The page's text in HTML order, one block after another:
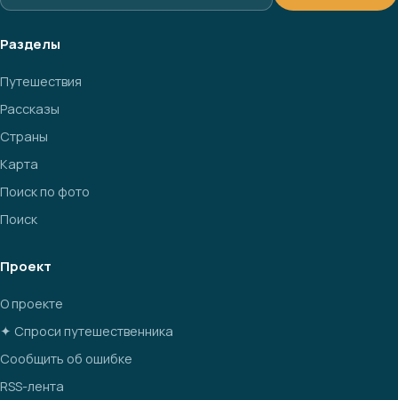
Разделы
Путешествия
Рассказы
Страны
Карта
Поиск по фото
Поиск
Проект
О проекте
✦ Спроси путешественника
Сообщить об ошибке
RSS-лента